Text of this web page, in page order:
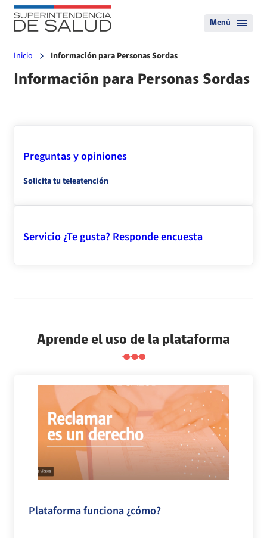
Menú
Inicio Información para Personas Sordas
Información para Personas Sordas
Preguntas y opiniones
Solicita tu teleatención
Servicio ¿Te gusta? Responde encuesta
Aprende el uso de la plataforma
Plataforma funciona ¿cómo?